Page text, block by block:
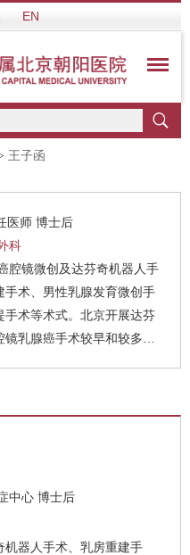
EN
王子函
医师 博士后
科
手术、男性乳腺发育微创手
手术等术式。北京开展达芬
乳腺癌手术较早和较多的
中心 博士后
器人手术、乳房重建手